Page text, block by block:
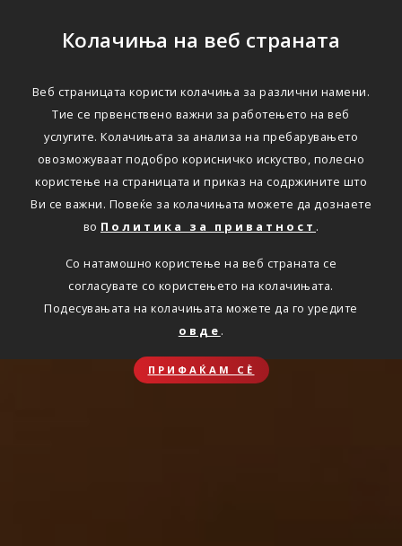
Колачиња на веб страната
Веб страницата користи колачиња за различни намени.
Тие се првенствено важни за работењето на веб
услугите. Колачињата за анализа на пребарувањето
овозможуваат подобро корисничко искуство, полесно
користење на страницата и приказ на содржините што
Ви се важни. Повеќе за колачињата можете да дознаете
во Политика за приватност .
Со натамошно користење на веб страната се
согласувате со користењето на колачињата.
Подесувањата на колачињата можете да го уредите
овде .
ПРИФАЌАМ СЀ